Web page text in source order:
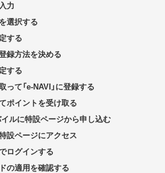
力
選択する
する
録方法を決める
する
って「e-NAVI」に登録する
ポイントを受け取る
イルに特設ページから申し込む
設ページにアクセス
ログインする
の適用を確認する